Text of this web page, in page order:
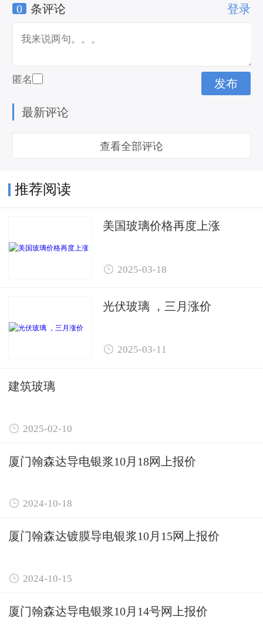
0 条评论 登录
匿名
最新评论
查看全部评论
推荐阅读
美国玻璃价格再度上涨
 2025-03-18
光伏玻璃 ，三月涨价
 2025-03-11
建筑玻璃
 2025-02-10
厦门翰森达导电银浆10月18网上报价
 2024-10-18
厦门翰森达镀膜导电银浆10月15网上报价
 2024-10-15
厦门翰森达导电银浆10月14号网上报价